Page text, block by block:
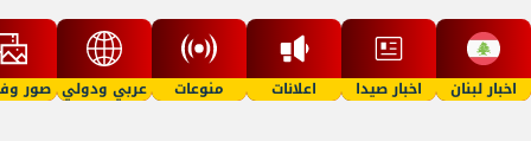
اخبار لبنان اخبار صيدا اعلانات منوعات عربي ودولي صور